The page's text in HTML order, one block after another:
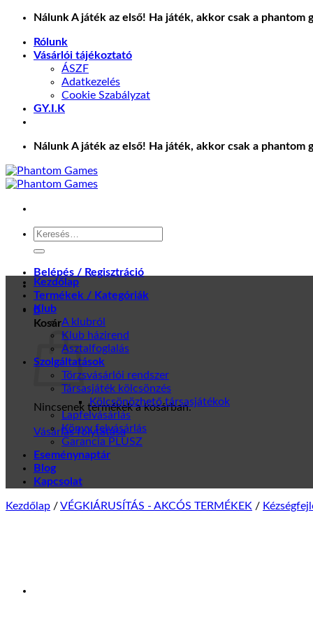
Skip
content
Nálunk A játék az első! Ha játék, akkor csak a phantom
Rólunk
Vásárlói tájékoztató
ÁSZF
Adatkezelés
Cookie Szabályzat
GY.I.K
Nálunk A játék az első! Ha játék, akkor csak a phantom
Keresés
Belépés / Regisztráció
0
Kosár
Nincsenek termékek a kosárban.
Vásárlás folytatása
Kezdőlap
Termékek / Kategóriák
Klub
A klubról
Klub házirend
Asztalfoglalás
Szolgáltatások
Törzsvásárlói rendszer
Társasjáték kölcsönzés
Kölcsönözhető társasjátékok
Lapfelvásárlás
Könyv felvásárlás
Garancia PLUSZ
Eseménynaptár
Blog
Kapcsolat
Kezdőlap /VÉGKIÁRUSÍTÁS - AKCÓS TERMÉKEK /